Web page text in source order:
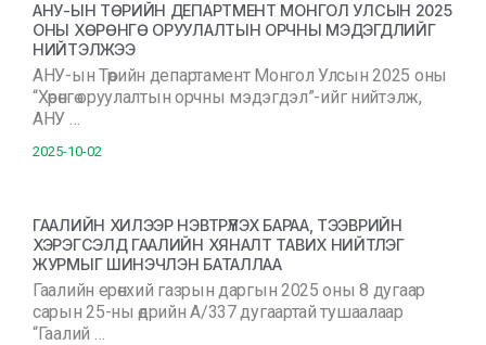
АНУ-ЫН ТӨРИЙН ДЕПАРТМЕНТ МОНГОЛ УЛСЫН 2025
ОНЫ ХӨРӨНГӨ ОРУУЛАЛТЫН ОРЧНЫ МЭДЭГДЛИЙГ
НИЙТЭЛЖЭЭ
АНУ-ын Төрийн департамент Монгол Улсын 2025 оны
“Хөрөнгө оруулалтын орчны мэдэгдэл”-ийг нийтэлж,
АНУ …
2025-10-02
ГААЛИЙН ХИЛЭЭР НЭВТРҮҮЛЭХ БАРАА, ТЭЭВРИЙН
ХЭРЭГСЭЛД ГААЛИЙН ХЯНАЛТ ТАВИХ НИЙТЛЭГ
ЖУРМЫГ ШИНЭЧЛЭН БАТАЛЛАА
Гаалийн ерөнхий газрын даргын 2025 оны 8 дугаар
сарын 25-ны өдрийн А/337 дугаартай тушаалаар
“Гаалий …